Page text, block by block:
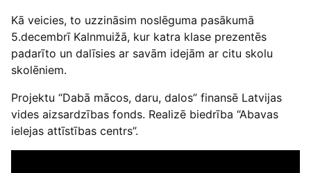
Kā veicies, to uzzināsim noslēguma pasākumā
5.decembrī Kalnmuižā, kur katra klase prezentēs
padarīto un dalīsies ar savām idejām ar citu skolu
skolēniem.
Projektu “Dabā mācos, daru, dalos” finansē Latvijas
vides aizsardzības fonds. Realizē biedrība “Abavas
ielejas attīstības centrs”.